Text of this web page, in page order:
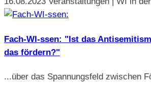
Fach-WI-ssen: "Ist das
das fördern?"
...über das Spannungsfeld zwischen